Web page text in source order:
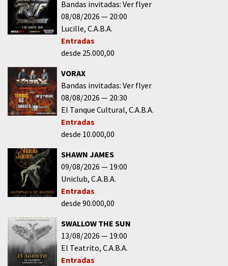
Bandas invitadas: Ver flyer
08/08/2026
20:00
Lucille C.A.B.A.
Entradas
desde 25.000,00
VORAX
Bandas invitadas: Ver flyer
08/08/2026
20:30
El Tanque Cultural C.A.B.A.
Entradas
desde 10.000,00
SHAWN JAMES
09/08/2026
19:00
Uniclub C.A.B.A.
Entradas
desde 90.000,00
SWALLOW THE SUN
13/08/2026
19:00
El Teatrito C.A.B.A.
Entradas